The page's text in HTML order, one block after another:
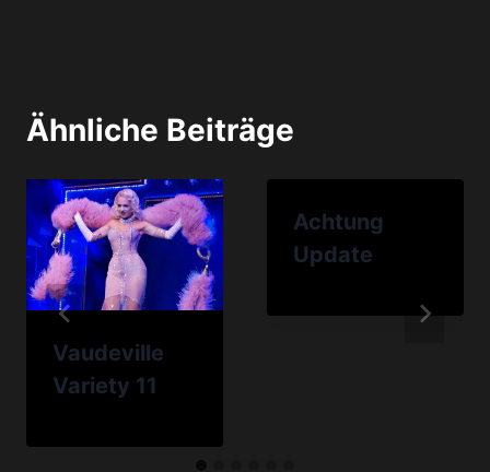
Ähnliche Beiträge
Vaudeville
Variety 11
Achtung
Update